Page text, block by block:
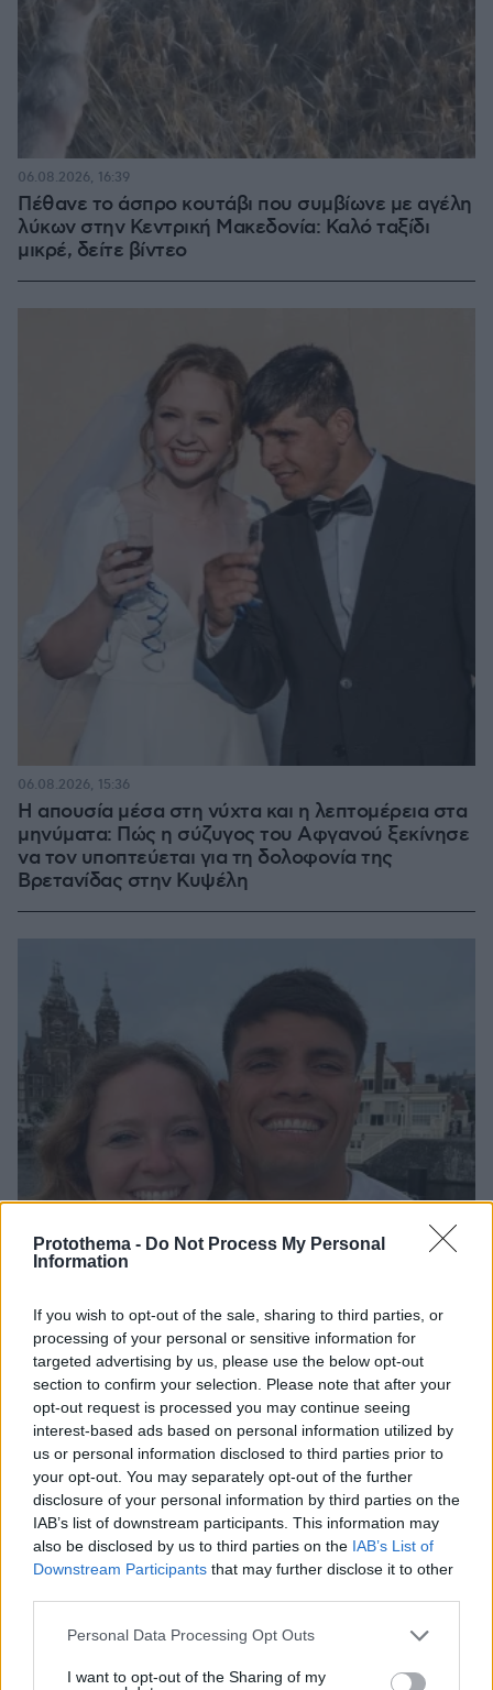
Protothema - Do Not Process My Personal
Information
If you wish to opt-out of the sale, sharing to third parties, or
processing of your personal or sensitive information for
targeted advertising by us, please use the below opt-out
section to confirm your selection. Please note that after your
opt-out request is processed you may continue seeing
interest-based ads based on personal information utilized by
us or personal information disclosed to third parties prior to
your opt-out. You may separately opt-out of the further
disclosure of your personal information by third parties on the
IAB’s list of downstream participants. This information may
also be disclosed by us to third parties on the IAB’s List of
Downstream Participants that may further disclose it to other
Please note that this website/app uses one or more Google
not limited to your visit or usage behaviour. You may click to
Personal Data Processing Opt Outs
I want to opt-out of the Sharing of my
Πέθανε το άσπρο κουτάβι που συμβίωνε με αγέλη
λύκων στην Κεντρική Μακεδονία: Καλό ταξίδι
μικρέ, δείτε βίντεο
06.08.2026, 16:39
Η απουσία μέσα στη νύχτα και η λεπτομέρεια στα
μηνύματα: Πώς η σύζυγος του Αφγανού ξεκίνησε
να τον υποπτεύεται για τη δολοφονία της
Βρετανίδας στην Κυψέλη
06.08.2026, 15:36
Η αποκαλυπτική κατάθεση της συζύγου του
Αφγανού: Πώς γνωρίσαμε τη Λίσα, γιατί
υποψιάστηκα ότι ήταν το πτώμα στη βαλίτσα
06.08.2026, 12:32
Νεαρή γυναίκα με ακατέργαστη
ομορφιά από την Αιθιοπία έγινε viral,
δείτε την εντυπωσιακή μεταμόρφωσή